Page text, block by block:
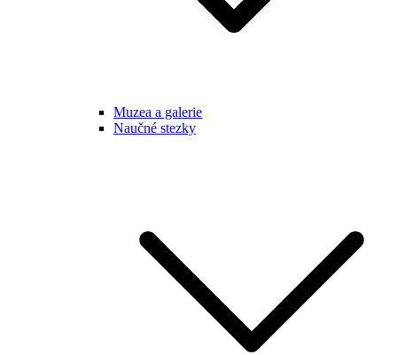
Muzea a galerie
Naučné stezky